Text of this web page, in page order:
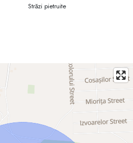
Străzi pietruite